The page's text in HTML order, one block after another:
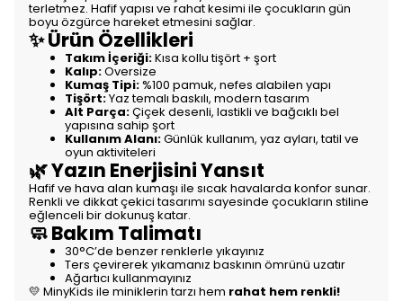
terletmez. Hafif yapısı ve rahat kesimi ile çocukların gün
boyu özgürce hareket etmesini sağlar.
✨ Ürün Özellikleri
Takım İçeriği:Kısa kollu tişört + şort
Kalıp:Oversize
Kumaş Tipi:%100 pamuk, nefes alabilen yapı
Tişört:Yaz temalı baskılı, modern tasarım
Alt Parça:Çiçek desenli, lastikli ve bağcıklı bel
yapısına sahip şort
Kullanım Alanı:Günlük kullanım, yaz ayları, tatil ve
oyun aktiviteleri
🌿 Yazın Enerjisini Yansıt
Hafif ve hava alan kumaşı ile sıcak havalarda konfor sunar.
Renkli ve dikkat çekici tasarımı sayesinde çocukların stiline
eğlenceli bir dokunuş katar.
🧼 Bakım Talimatı
30°C’de benzer renklerle yıkayınız
Ters çevirerek yıkamanız baskının ömrünü uzatır
Ağartıcı kullanmayınız
💛 MinyKids ile miniklerin tarzı hem rahat hem renkli!